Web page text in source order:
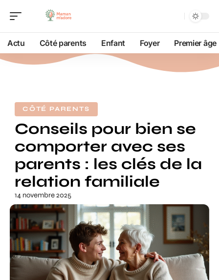
Actu Côté parents Enfant Foyer Premier âge
CÔTÉ PARENTS
Conseils pour bien se
comporter avec ses
parents : les clés de la
relation familiale
14 novembre 2025